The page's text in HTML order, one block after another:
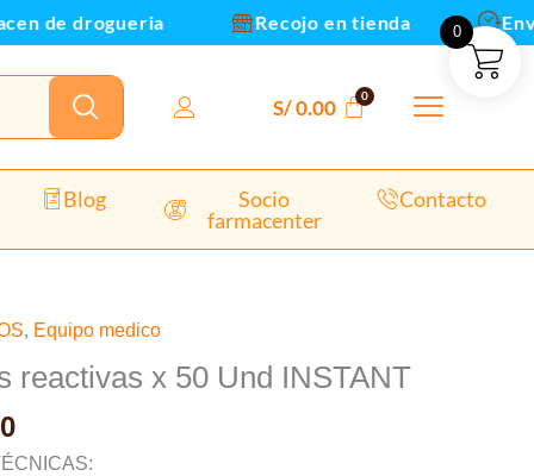
de drogueria Recojo en tienda
S/0.00
Blog
Socio
farmacenter
Contacto
, Equipo medico
reactivas x 50 Und INSTANT
El
precio
actual
es:
S/ 75.00.
0